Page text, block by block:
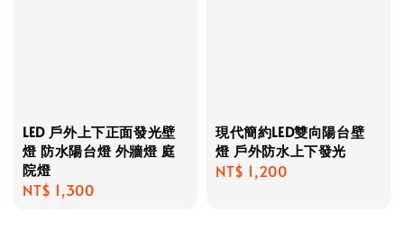
LED 戶外上下正面發光壁
燈 防水陽台燈 外牆燈 庭
院燈
Regular
NT$ 1,300
現代簡約LED雙向陽台壁
燈 戶外防水上下發光
Regular
NT$ 1,200